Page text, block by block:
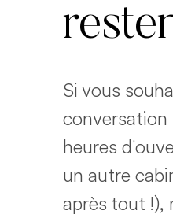
Si vous
heures
un autre
après tout !),